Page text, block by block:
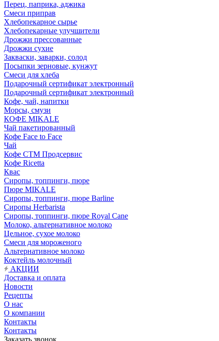
Перец, паприка, аджика
Смеси приправ
Хлебопекарное сырье
Хлебопекарные улучшители
Дрожжи прессованные
Дрожжи сухие
Закваски, заварки, солод
Посыпки зерновые, кунжут
Смеси для хлеба
Подарочный сертификат электронный
Подарочный сертификат электронный
Кофе, чай, напитки
Морсы, смузи
КОФЕ MIKALE
Чай пакетированный
Кофе Face to Face
Чай
Кофе СТМ Продсервис
Кофе Ricetta
Квас
Сиропы, топпинги, пюре
Пюре MIKALE
Сиропы, топпинги, пюре Barline
Сиропы Herbarista
Сиропы, топпинги, пюре Royal Cane
Молоко, альтернативное молоко
Цельное, сухое молоко
Смеси для мороженого
Альтернативное молоко
Коктейль молочный
АКЦИИ
Доставка и оплата
Новости
Рецепты
О нас
О компании
Контакты
Контакты
Заказать звонок